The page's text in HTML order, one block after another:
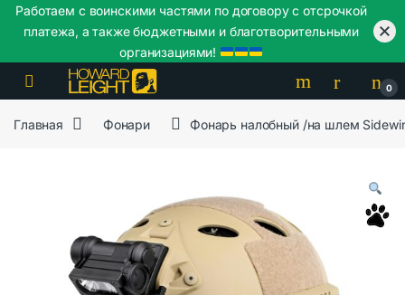
Skip to navigation
Skip to content
0
Главная Фонари Фонарь налобный /на шлем
Работаем с воинскими частями по договору с отсрочкой
платежа, а также бюджетными и благотворительными
организациями!